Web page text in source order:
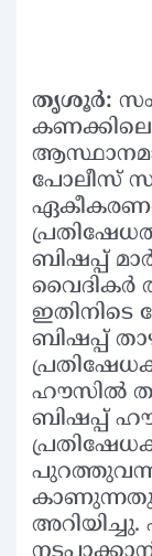
തൃശൂര്‍:
പോലീസ്
ബിഷപ്പ്
വൈദികര്‍
ബിഷപ്പ്
ഹൗസില്‍
ബിഷപ്പ്